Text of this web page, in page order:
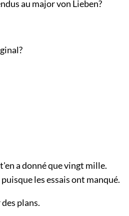
au major von Lieben?
a donné que vingt mille.
les essais ont manqué.
plans.